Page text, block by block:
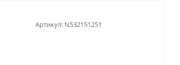
Артикул: N532151251